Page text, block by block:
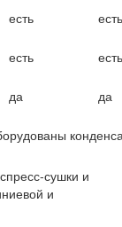
есть есть
есть есть
да да
сушки и
и